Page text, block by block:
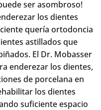
ser asombroso!
los dientes
quería ortodoncia
astillados que
El Dr. Mobasser
enderezar los dientes,
de porcelana en
los dientes
suficiente espacio